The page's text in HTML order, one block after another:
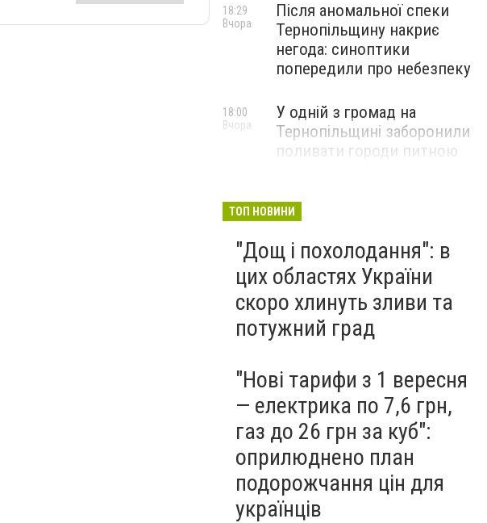
Після аномальної спеки
Тернопільщину накриє
негода: синоптики
попередили про небезпеку
18:29
Вчора
У одній з громад на
Тернопільщині заборонили
поливати городи питною
18:00
Вчора
миті: на Тернопільщині
знешкодили боєприпас
Вчора
ТОП НОВИНИ
"Дощ і похолодання": в
цих областях України
скоро хлинуть зливи та
потужний град
"Нові тарифи з 1 вересня
— електрика по 7,6 грн,
газ до 26 грн за куб":
оприлюднено план
подорожчання цін для
українців